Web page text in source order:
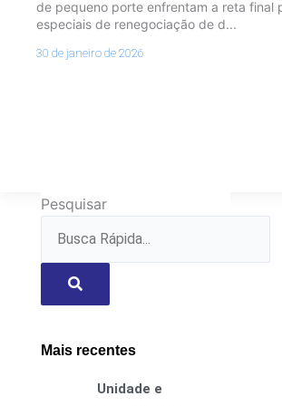
de pequeno porte enfrentam a reta final
especiais de renegociação de d...
30 de janeiro de 2026
Pesquisar
Mais recentes
Unidade e